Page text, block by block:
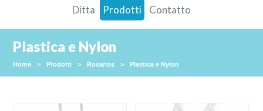
Ditta Prodotti Contatto
Plastica e Nylon
Home > Prodotti > Rosarios > Plastica e Nylon